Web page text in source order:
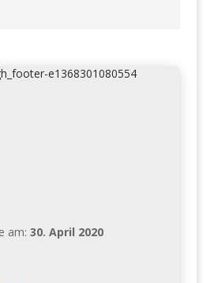
am: 30. April 2020